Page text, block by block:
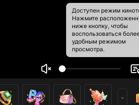
Доступен режим
Нажмите
ниже кнопку, чтобы
воспользоваться
удобным режимом
просмотра.